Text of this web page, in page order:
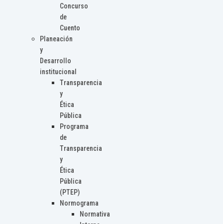
Concurso
de
Cuento
Planeación
y
Desarrollo
institucional
Transparencia
y
Ética
Pública
Programa
de
Transparencia
y
Ética
Pública
(PTEP)
Normograma
Normativa